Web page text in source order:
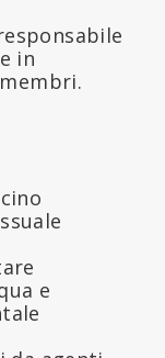
in
e